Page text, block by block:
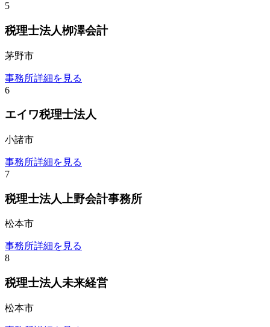
5
税理士法人栁澤会計
茅野市
事務所詳細を見る
6
エイワ税理士法人
小諸市
事務所詳細を見る
7
税理士法人上野会計事務所
松本市
事務所詳細を見る
8
税理士法人未来経営
松本市